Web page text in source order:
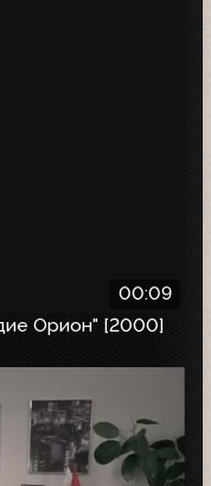
00:09
Орион" [2000]